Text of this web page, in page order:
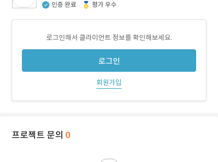
인증 완료 평가 우수
로그인해서 클라이언트 정보를 확인해보세요.
로그인
회원가입
프로젝트 문의 0